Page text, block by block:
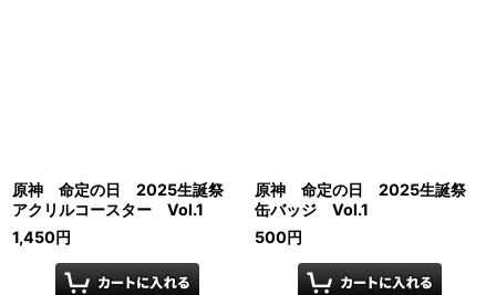
原神 命定の日 2025生誕祭
アクリルコースター Vol.1
1,450円
原神 命定の日 2025生誕祭
缶バッジ Vol.1
500円